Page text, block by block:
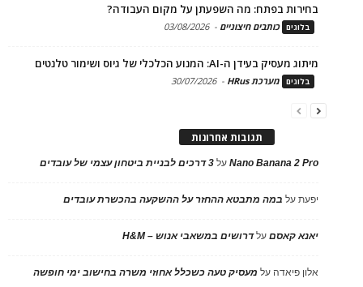
בחירות בפתח: מה השפעתן על מקום העבודה?
בלוגים כותבים חיצוניים -
03/08/2026
מיתוג מעסיק בעידן ה-AI: המנוע הכלכלי של גיוס ושימור טלנטים
בלוגים מערכת HRus -
30/07/2026
תגובות אחרונות
Nano Banana 2 Proעל 3 דרכים לבניית ביטחון עצמי של עובדים
יפעתעל במה מתבטא ההחזר על ההשקעה בהכשרת עובדים
יאנא קאסםעלדרושים במשאבי אנוש – H&M
אלון פיאדה על מעסיק טעה כשכלל אחוזי משרה בחישוב ימי חופשה